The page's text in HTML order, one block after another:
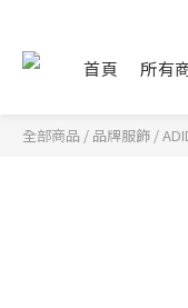
首頁 所有
全部商品 / 品牌服飾 /